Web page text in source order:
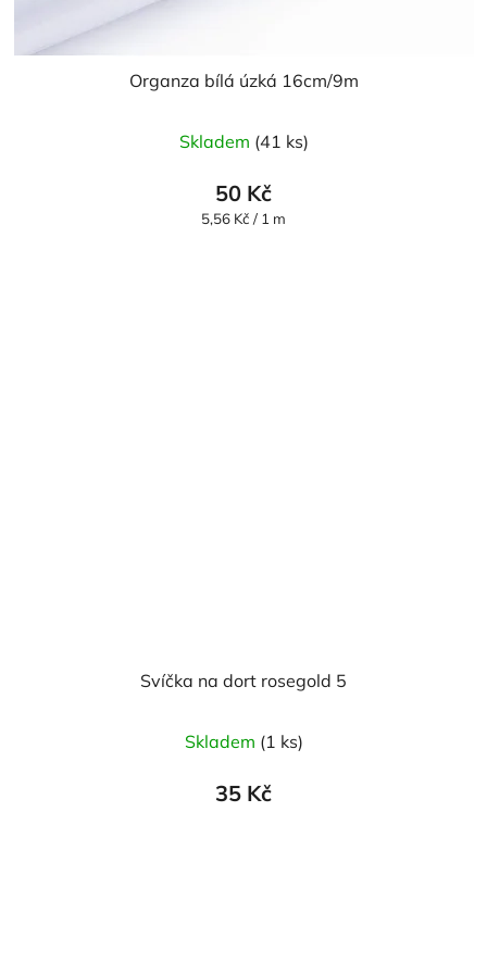
Organza bílá úzká 16cm/9m
hodnocení
produktu
je
Skladem (41 ks)
50 Kč
Měrná
5,56 Kč / 1 m
Svíčka na dort rosegold 5
Skladem (1 ks)
35 Kč